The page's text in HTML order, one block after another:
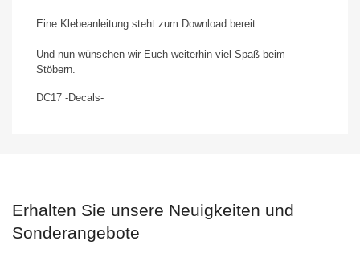
Eine Klebeanleitung steht zum Download bereit.
Und nun wünschen wir Euch weiterhin viel Spaß beim
Stöbern.
DC17 -Decals-
Erhalten Sie unsere Neuigkeiten und
Sonderangebote